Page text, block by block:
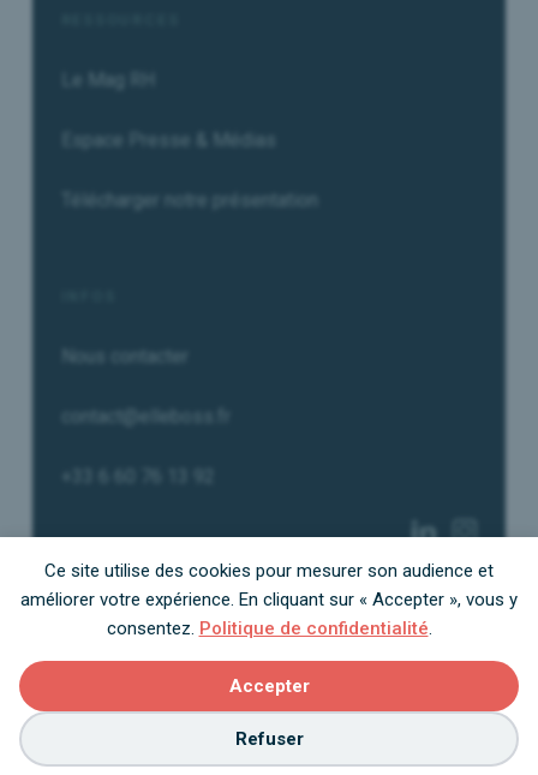
Ce site utilise des cookies pour mesurer son audience et
améliorer votre expérience. En cliquant sur « Accepter », vous y
consentez. Politique de confidentialité.
Accepter
Refuser
Le Mag RH
Espace Presse & Médias
Télécharger notre présentation
Nous contacter
contact@elleboss.fr
© 2026 Elleboss - Tous droits réservés.
Mentions Légales--CGV / CGU